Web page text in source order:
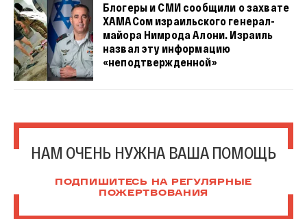
Блогеры и СМИ сообщили о захвате
ХАМАСом израильского генерал-
майора Нимрода Алони. Израиль
назвал эту информацию
«неподтвержденной»
НАМ ОЧЕНЬ НУЖНА ВАША ПОМОЩЬ
ПОДПИШИТЕСЬ НА РЕГУЛЯРНЫЕ
ПОЖЕРТВОВАНИЯ